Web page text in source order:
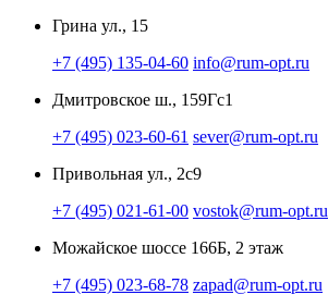
Грина ул., 15
+7 (495) 135-04-60 info@rum-opt.ru
Дмитровское ш., 159Гс1
+7 (495) 023-60-61 sever@rum-opt.ru
Привольная ул., 2с9
+7 (495) 021-61-00 vostok@rum-opt.ru
Можайское шоссе 166Б, 2 этаж
+7 (495) 023-68-78 zapad@rum-opt.ru